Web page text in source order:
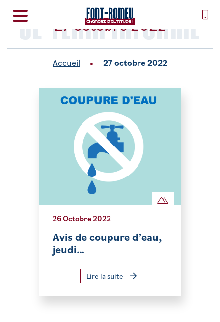
SE TENIR INFORMÉ
27 octobre 2022
Accueil 27 octobre 2022
26 Octobre 2022
Avis de coupure d’eau,
jeudi…
Lire la suite